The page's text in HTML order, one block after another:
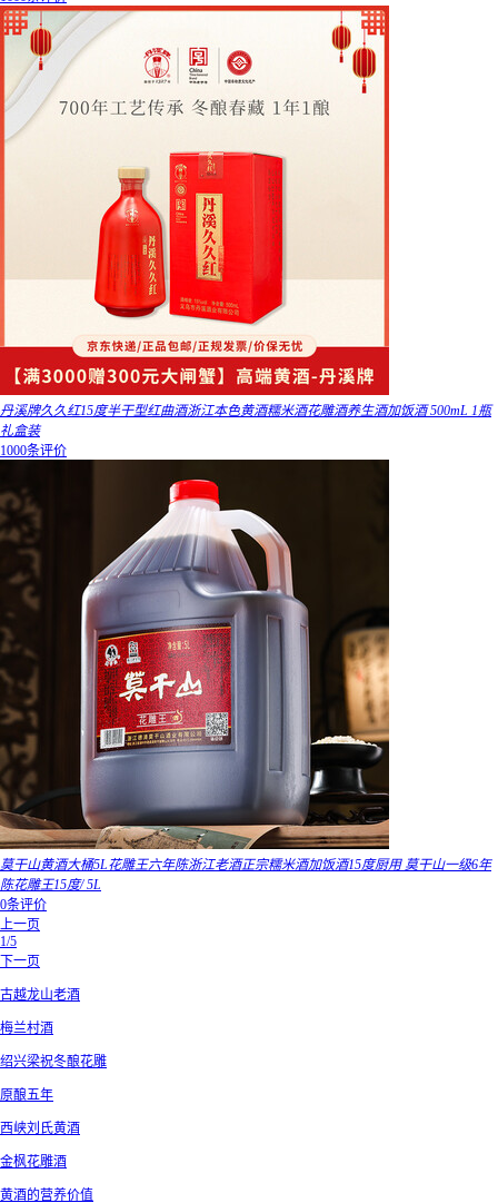
丹溪牌久久红15度半干型红曲酒浙江本色黄酒糯米酒花雕酒养生酒加饭酒 500mL 1瓶
礼盒装
1000条评价
莫干山黄酒大桶5L花雕王六年陈浙江老酒正宗糯米酒加饭酒15度厨用 莫干山一级6年
陈花雕王15度/ 5L
0条评价
上一页
1/5
下一页
古越龙山老酒
梅兰村酒
绍兴梁祝冬酿花雕
原酿五年
西峡刘氏黄酒
金枫花雕酒
黄酒的营养价值